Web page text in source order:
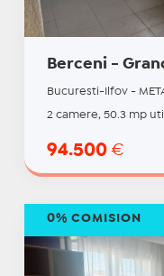
Berceni -
Bucuresti-Ilfov -
2 camere, 50.3 mp
94.500 €
0% COMISION